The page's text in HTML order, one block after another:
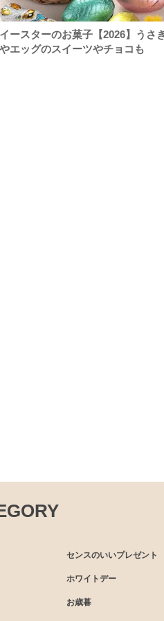
イースターのお菓子【2026】うさ
やエッグのスイーツやチョコも
センスのいいプレゼント
ホワイトデー
お歳暮